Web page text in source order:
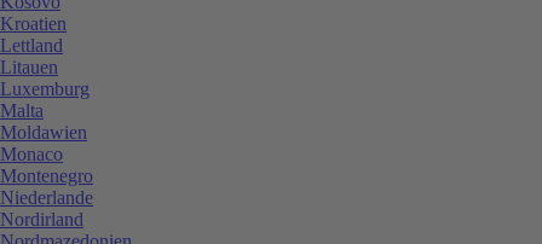
Kroatien
Lettland
Litauen
Luxemburg
Malta
Moldawien
Monaco
Montenegro
Niederlande
Nordirland